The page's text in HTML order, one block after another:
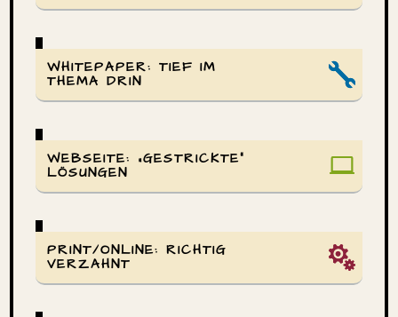
WHITE­PAPER: TIEF IM
THEMA DRIN
WEBSEITE: „GESTRICKTE“
LÖSUNGEN
PRINT/ONLINE: RICHTIG
VERZAHNT